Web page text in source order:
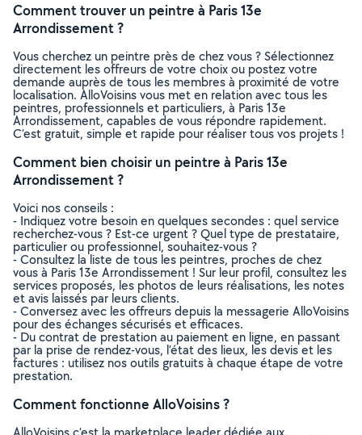
Comment trouver un peintre à Paris 13e
Arrondissement ?
Vous cherchez un peintre près de chez vous ? Sélectionnez
directement les offreurs de votre choix ou postez votre
demande auprès de tous les membres à proximité de votre
localisation. AlloVoisins vous met en relation avec tous les
peintres, professionnels et particuliers, à Paris 13e
Arrondissement, capables de vous répondre rapidement.
C’est gratuit, simple et rapide pour réaliser tous vos projets !
Comment bien choisir un peintre à Paris 13e
Arrondissement ?
Voici nos conseils :
- Indiquez votre besoin en quelques secondes : quel service
recherchez-vous ? Est-ce urgent ? Quel type de prestataire,
particulier ou professionnel, souhaitez-vous ?
- Consultez la liste de tous les peintres, proches de chez
vous à Paris 13e Arrondissement ! Sur leur profil, consultez les
services proposés, les photos de leurs réalisations, les notes
et avis laissés par leurs clients.
- Conversez avec les offreurs depuis la messagerie AlloVoisins
pour des échanges sécurisés et efficaces.
- Du contrat de prestation au paiement en ligne, en passant
par la prise de rendez-vous, l’état des lieux, les devis et les
factures : utilisez nos outils gratuits à chaque étape de votre
prestation.
Comment fonctionne AlloVoisins ?